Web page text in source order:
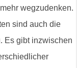
wegzudenken.
sind auch die
Es gibt inzwischen